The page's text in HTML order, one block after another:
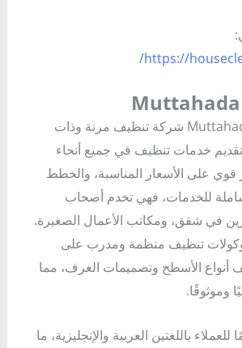
https://
تُعد Muttahada Cleaning شركة تنظيف مرنة وذات
خدمات تنظيف في جميع أنحاء
على الأسعار المناسبة، والخطط
للخدمات، فهي تخدم أصحاب
في شقق، ومكاتب الأعمال الصغيرة.
تنظيف منظمة ومدرب على
أنواع الأسطح وتصميمات الغرف، مما
وموثوقًا.
باللغتين العربية والإنجليزية، ما